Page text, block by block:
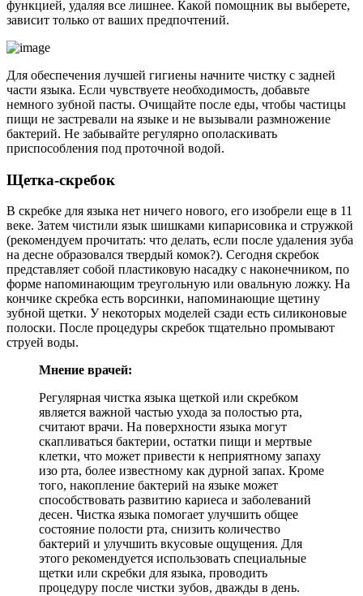
функцией, удаляя все лишнее. Какой помощник вы выберете,
зависит только от ваших предпочтений.
Для обеспечения лучшей гигиены начните чистку с задней
части языка. Если чувствуете необходимость, добавьте
немного зубной пасты. Очищайте после еды, чтобы частицы
пищи не застревали на языке и не вызывали размножение
бактерий. Не забывайте регулярно ополаскивать
приспособления под проточной водой.
Щетка-скребок
В скребке для языка нет ничего нового, его изобрели еще в 11
веке. Затем чистили язык шишками кипарисовика и стружкой
(рекомендуем прочитать: что делать, если после удаления зуба
на десне образовался твердый комок?). Сегодня скребок
представляет собой пластиковую насадку с наконечником, по
форме напоминающим треугольную или овальную ложку. На
кончике скребка есть ворсинки, напоминающие щетину
зубной щетки. У некоторых моделей сзади есть силиконовые
полоски. После процедуры скребок тщательно промывают
струей воды.
Мнение врачей:
Регулярная чистка языка щеткой или скребком
является важной частью ухода за полостью рта,
считают врачи. На поверхности языка могут
скапливаться бактерии, остатки пищи и мертвые
клетки, что может привести к неприятному запаху
изо рта, более известному как дурной запах. Кроме
того, накопление бактерий на языке может
способствовать развитию кариеса и заболеваний
десен. Чистка языка помогает улучшить общее
состояние полости рта, снизить количество
бактерий и улучшить вкусовые ощущения. Для
этого рекомендуется использовать специальные
щетки или скребки для языка, проводить
процедуру после чистки зубов, дважды в день.